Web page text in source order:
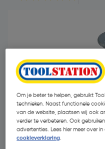
Om je beter te helpen, gebruikt
technieken. Naast functionele
van de website, plaatsen wij ook
verder te verbeteren. Ook
advertenties. Lees hier meer over
cookieverklaring.